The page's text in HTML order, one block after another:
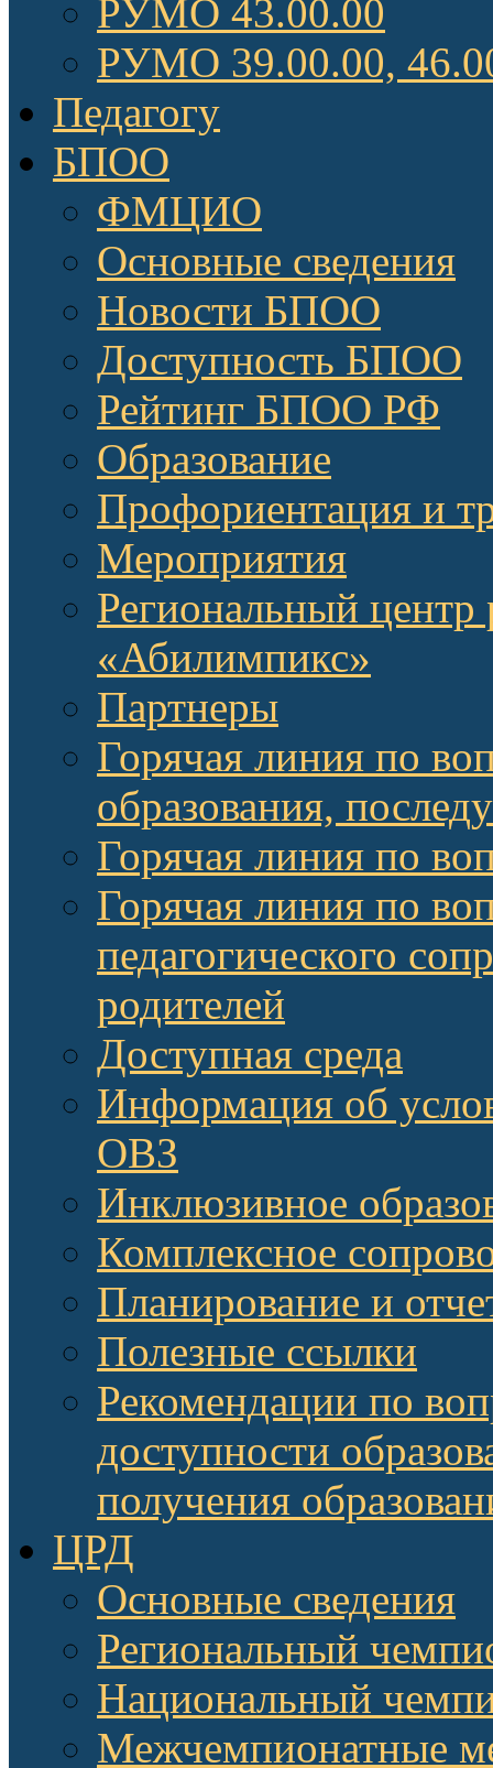
РУМО 43.00.00
РУМО 39.00.00,
Педагогу
БПОО
ФМЦИО
Основные сведения
Новости БПОО
Доступность БПОО
Рейтинг БПОО РФ
Образование
Профориентация и
Мероприятия
Региональный центр
«Абилимпикс»
Партнеры
Горячая линия по
образования,
Горячая линия по
Горячая линия по
педагогического
родителей
Доступная среда
Информация об
ОВЗ
Инклюзивное
Комплексное
Планирование и
Полезные ссылки
Рекомендации по
доступности
получения
ЦРД
Основные сведения
Региональный
Национальный
Межчемпионатные